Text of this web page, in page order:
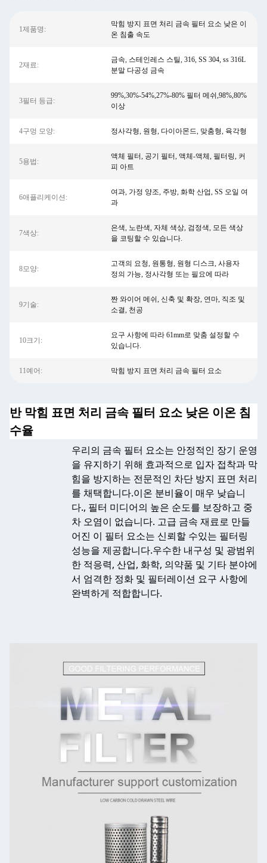
1제품명:
막힘 방지 표면 처리 금속 필터 요소 낮은 이
온 침출 속도
2재료:
금속, 스테인레스 스틸, 316, SS 304, ss 316L
분말 다공성 금속
3필터 등급:
99%,30%-54%,27%-80% 필터 메쉬,98%,80%
이상
4구멍 모양: 정사각형, 원형, 다이아몬드, 맞춤형, 육각형
5용법:
액체 필터, 공기 필터, 액체-액체, 필터링, 커
피 아트
6애플리케이션:
여과, 가정 양조, 주방, 화학 산업, SS 오일 여
과
7색상:
은색, 노란색, 자체 색상, 검정색, 모든 색상
을 코팅할 수 있습니다.
8모양:
고객의 요청, 원통형, 원형 ​​디스크, 사용자
정의 가능, 정사각형 또는 필요에 따라
9기술:
짠 와이어 메쉬, 신축 및 확장, 연마, 직조 및
소결, 천공
10크기:
요구 사항에 따라 61mm로 맞춤 설정할 수
있습니다.
11예어: 막힘 방지 표면 처리 금속 필터 요소
반 막힘 표면 처리 금속 필터 요소 낮은 이온 침
수율
우리의 금속 필터 요소는 안정적인 장기 운영
을 유지하기 위해 효과적으로 입자 접착과 막
힘을 방지하는 전문적인 차단 방지 표면 처리
를 채택합니다.이온 분비율이 매우 낮습니
다., 필터 미디어의 높은 순도를 보장하고 중
차 오염이 없습니다. 고급 금속 재료로 만들
어진 이 필터 요소는 신뢰할 수있는 필터링
성능을 제공합니다.우수한 내구성 및 광범위
한 적응력, 산업, 화학, 의약품 및 기타 분야에
서 엄격한 정화 및 필터레이션 요구 사항에
완벽하게 적합합니다.